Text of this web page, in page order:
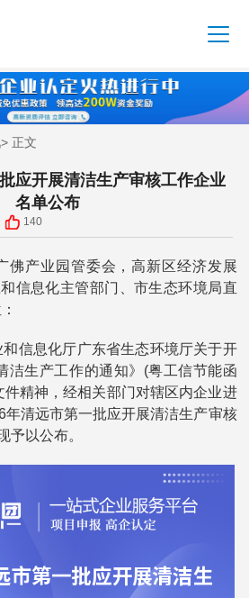
> 正文
应开展清洁生产审核工作企业
名单公布
140
佛产业园管委会，高新区经济发展
信息化主管部门、市生态环境局直
息化厅广东省生态环境厅关于开
洁生产工作的通知》(粤工信节能函
件精神，经相关部门对辖区内企业进
年清远市第一批应开展清洁生产审核
予以公布。